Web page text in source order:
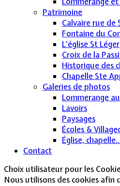
Patrimoine
Calvaire rue de
Fontaine du
L'église St Léger
Croix de la
Historique des
Chapelle Ste
Galeries de photos
Lommerange
Lavoirs
Paysages
Écoles &
Église,
Contact
Choix utilisateur pour les
Nous utilisons des cookies afin